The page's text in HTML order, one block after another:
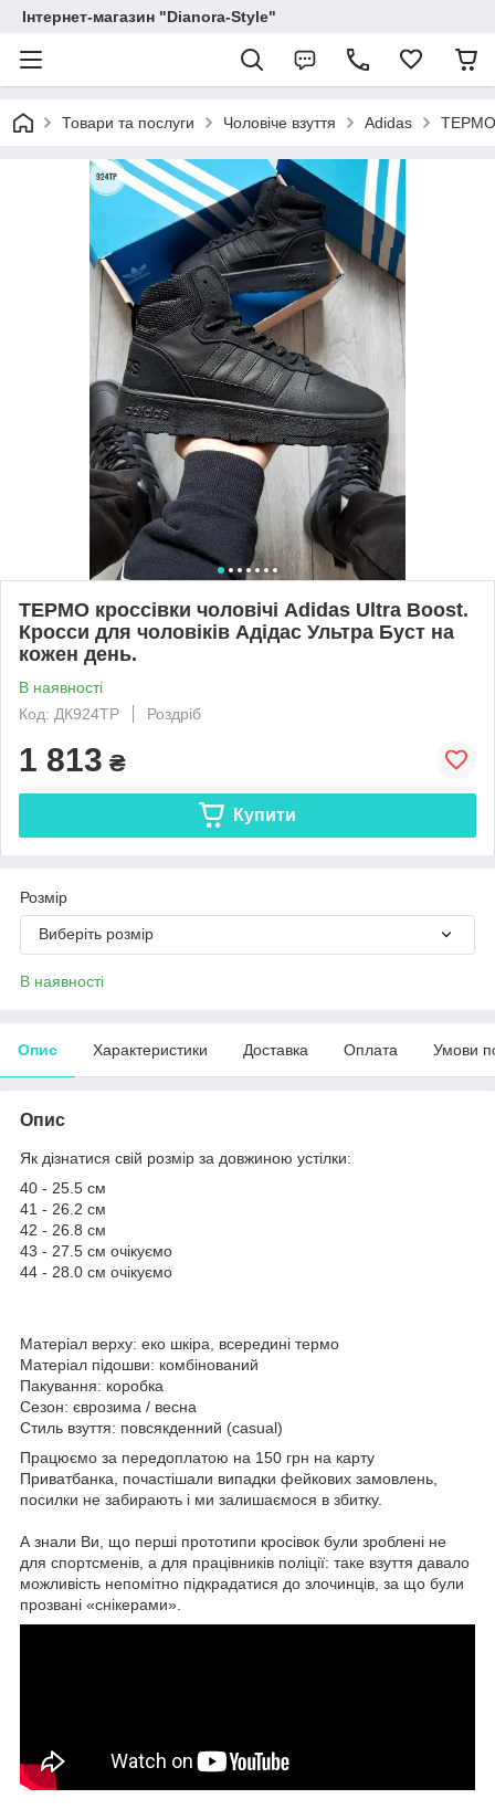
Інтернет-магазин "Dianora-Style"
Товари та послуги Чоловіче взуття Adidas ТЕРМО
ТЕРМО кроссівки чоловічі Adidas Ultra Boost.
Кросси для чоловіків Адідас Ультра Буст на
кожен день.
В наявності
Код: ДК924TP
Роздріб
1 813 ₴
Купити
Розмір
Виберіть розмір
В наявності
Опис Характеристики Доставка Оплата Умови
Опис
Як дізнатися свій розмір за довжиною устілки:
40 - 25.5 см
41 - 26.2 см
42 - 26.8 см
43 - 27.5 см очікуємо
44 - 28.0 см очікуємо
Матеріал верху: еко шкіра, всередині термо
Матеріал підошви: комбінований
Пакування: коробка
Сезон: єврозима / весна
Стиль взуття: повсякденний (casual)
Працюємо за передоплатою на 150 грн на карту
Приватбанка, почастішали випадки фейкових замовлень,
посилки не забирають і ми залишаємося в збитку.
А знали Ви, що перші прототипи кросівок були зроблені не
для спортсменів, а для працівників поліції: таке взуття давало
можливість непомітно підкрадатися до злочинців, за що були
прозвані «снікерами».